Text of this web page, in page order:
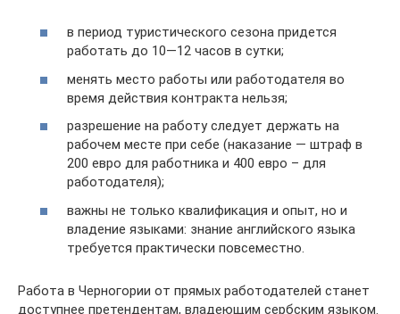
в период туристического сезона придется
работать до 10—12 часов в сутки;
менять место работы или работодателя во
время действия контракта нельзя;
разрешение на работу следует держать на
рабочем месте при себе (наказание — штраф в
200 евро для работника и 400 евро – для
работодателя);
важны не только квалификация и опыт, но и
владение языками: знание английского языка
требуется практически повсеместно.
Работа в Черногории от прямых работодателей станет
доступнее претендентам, владеющим сербским языком.